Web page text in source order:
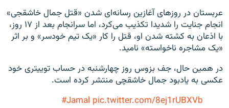
عربستان در روزهای آغازین رسانه‌ای شدن «قتل جمال خاشقجی»
انجام جنایت را شدیدا تکذیب می‌کرد، اما سرانجام بعد از ۱۷ روز،
با اذعان به کشته شدن او، قتل را کار «یک تیم خودسر» و بر اثر
«یک مشاجره ناخواسته» نامید.
در همین حال، جف بزوس روز چهارشنبه در حساب توییتری خود
عکسی به یادبود جمال خاشقچی منتشر کرده است.
#Jamal pic.twitter.com/8ej1rUBXVb